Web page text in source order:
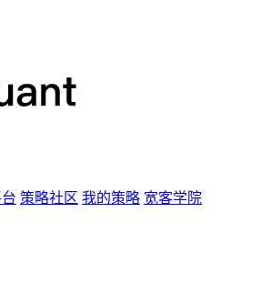
策略社区 我的策略 宽客学院